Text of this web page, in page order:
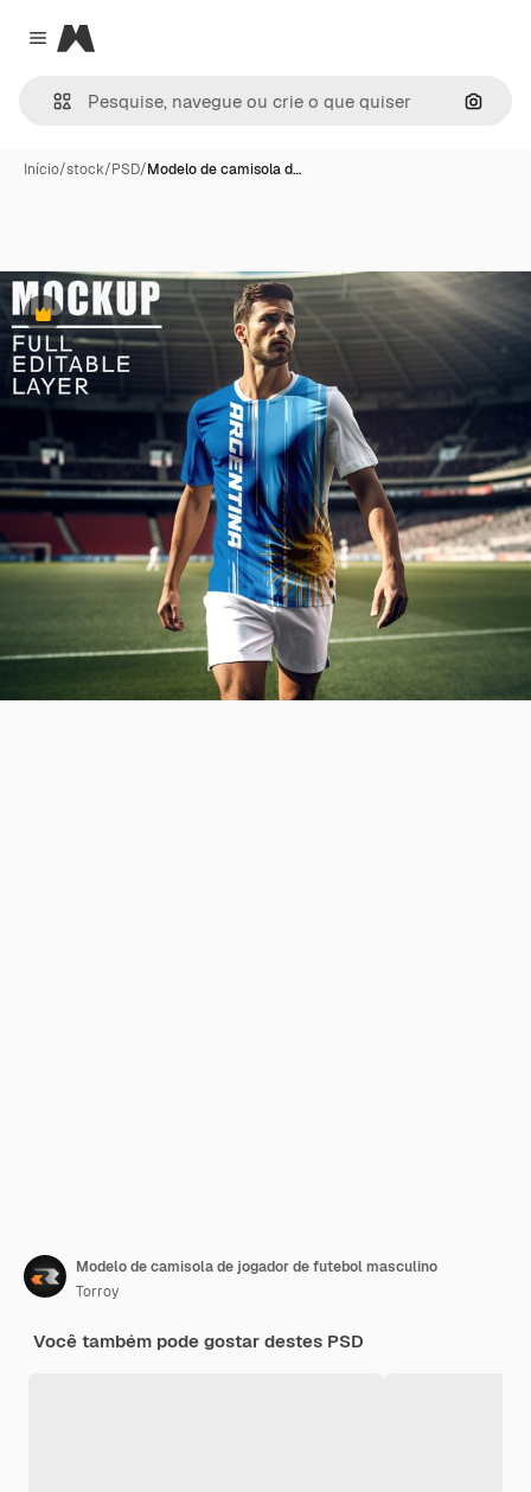
Close menu
Magnific
Início/stock/PSD/Modelo de camisola d…
Premium
Modelo de camisola de jogador de futebol masculino
Torroy
Você também pode gostar destes PSD